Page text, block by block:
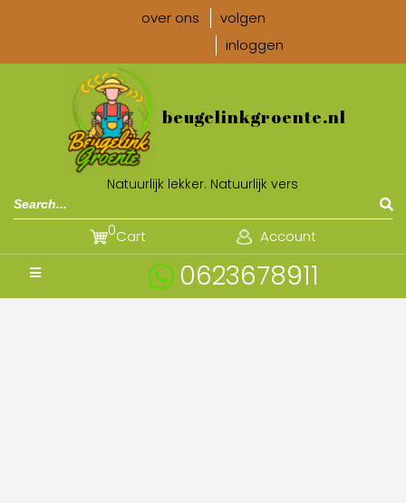
over ons
volgen
inloggen
beugelinkgroente.nl
Natuurlijk lekker. Natuurlijk vers
Cart
0 Account
0623678911